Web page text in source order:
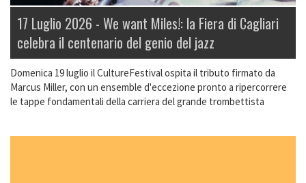
17 Luglio 2026 - We want Miles!: la Fiera di Cagliari
celebra il centenario del genio del jazz
Domenica 19 luglio il CultureFestival ospita il tributo firmato da
Marcus Miller, con un ensemble d'eccezione pronto a ripercorrere
le tappe fondamentali della carriera del grande trombettista